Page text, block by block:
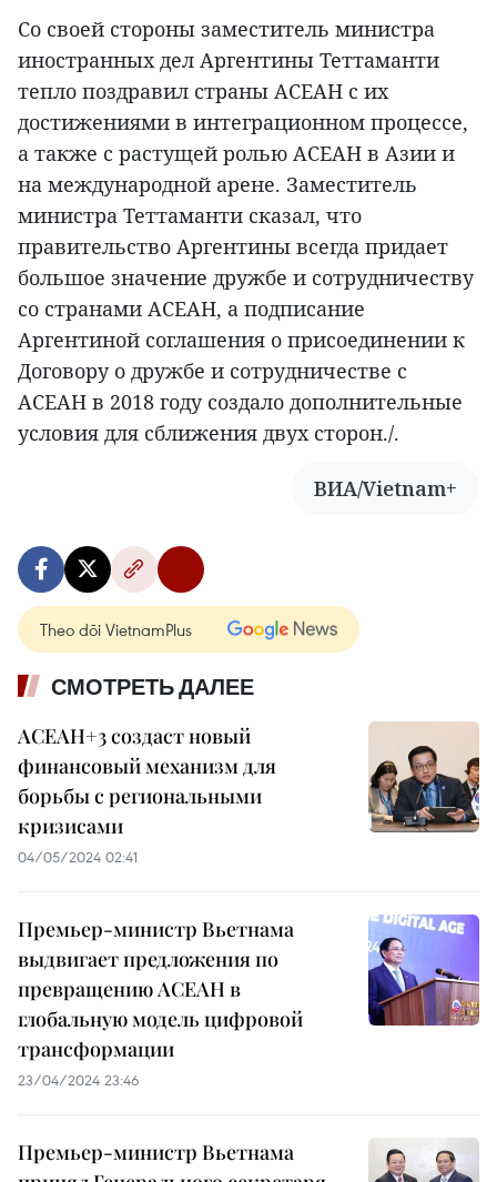
Со своей стороны заместитель министра
иностранных дел Аргентины Теттаманти
тепло поздравил страны АСЕАН с их
достижениями в интеграционном процессе,
а также с растущей ролью АСЕАН в Азии и
на международной арене. Заместитель
министра Теттаманти сказал, что
правительство Аргентины всегда придает
большое значение дружбе и сотрудничеству
со странами АСЕАН, а подписание
Аргентиной соглашения о присоединении к
Договору о дружбе и сотрудничестве с
АСЕАН в 2018 году создало дополнительные
условия для сближения двух сторон./.
ВИА/Vietnam+
Theo dõi VietnamPlus
СМОТРЕТЬ ДАЛЕЕ
АСЕАН+3 создаст новый
финансовый механизм для
борьбы с региональными
кризисами
04/05/2024 02:41
Премьер-министр Вьетнама
выдвигает предложения по
превращению АСЕАН в
глобальную модель цифровой
трансформации
23/04/2024 23:46
Премьер-министр Вьетнама